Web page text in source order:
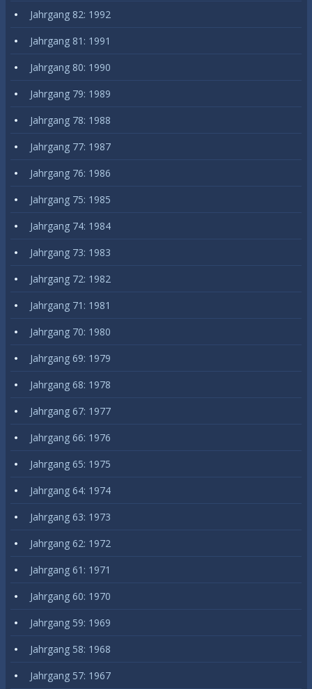
Jahrgang 82: 1992
Jahrgang 81: 1991
Jahrgang 80: 1990
Jahrgang 79: 1989
Jahrgang 78: 1988
Jahrgang 77: 1987
Jahrgang 76: 1986
Jahrgang 75: 1985
Jahrgang 74: 1984
Jahrgang 73: 1983
Jahrgang 72: 1982
Jahrgang 71: 1981
Jahrgang 70: 1980
Jahrgang 69: 1979
Jahrgang 68: 1978
Jahrgang 67: 1977
Jahrgang 66: 1976
Jahrgang 65: 1975
Jahrgang 64: 1974
Jahrgang 63: 1973
Jahrgang 62: 1972
Jahrgang 61: 1971
Jahrgang 60: 1970
Jahrgang 59: 1969
Jahrgang 58: 1968
Jahrgang 57: 1967